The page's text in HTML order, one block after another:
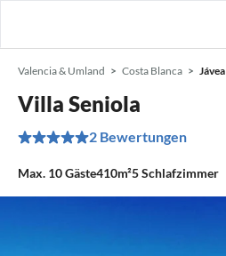
Valencia & Umland Costa Blanca Jávea
Villa Seniola
2 Bewertungen
Max. 10Gäste410m²5Schlafzimmer